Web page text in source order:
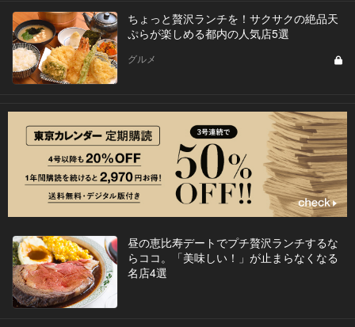
ちょっと贅沢ランチを！サクサクの絶品天
ぷらが楽しめる都内の人気店5選
グルメ
昼の恵比寿デートでプチ贅沢ランチするな
らココ。「美味しい！」が止まらなくなる
名店4選